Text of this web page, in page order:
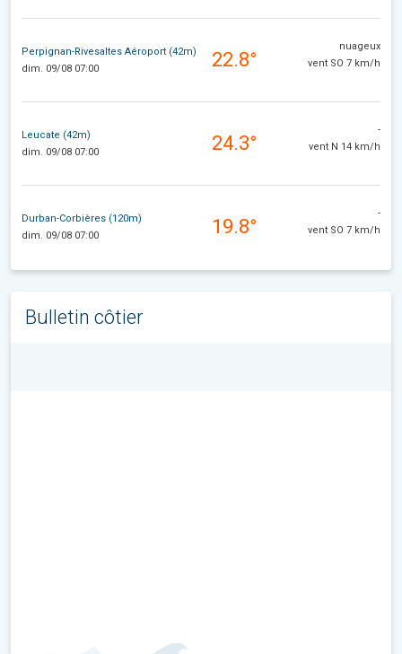
Perpignan-Rivesaltes Aéroport (42m)
dim. 09/08 07:00
22.8°
nuageux
vent SO 7 km/h
Leucate (42m)
dim. 09/08 07:00
24.3°
-
vent N 14 km/h
Durban-Corbières (120m)
dim. 09/08 07:00
19.8°
-
vent SO 7 km/h
Bulletin côtier